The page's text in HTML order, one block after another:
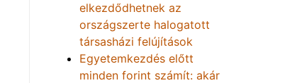
elkezdődhetnek az
országszerte halogatott
társasházi felújítások
Egyetemkezdés előtt
minden forint számít: akár